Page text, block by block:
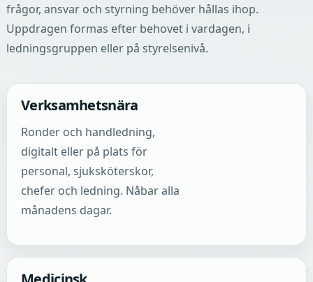
frågor, ansvar och styrning behöver hållas ihop.
Uppdragen formas efter behovet i vardagen, i
ledningsgruppen eller på styrelsenivå.
Verksamhetsnära
Ronder och handledning,
digitalt eller på plats för
personal, sjuksköterskor,
chefer och ledning. Nåbar alla
månadens dagar.